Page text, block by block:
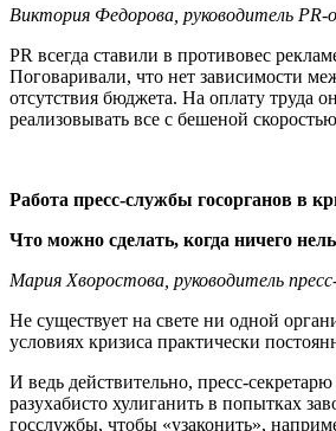
Виктория Федорова, руководитель
PR всегда ставили в противовес
Поговаривали, что нет зависимости
отсутствия бюджета. На оплату труда
реализовывать все с бешеной
Работа пресс-службы госорганов в
Что можно сделать, когда ничего
Мария Хворостова, руководитель
Не существует на свете ни одной
условиях кризиса практически
И ведь действительно, пресс-
разухабисто хулиганить в попытках
госслужбы, чтобы «узаконить»,